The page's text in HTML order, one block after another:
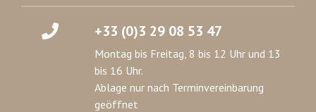
+33 (0)3 29 08 53 47
Montag bis Freitag, 8 bis 12 Uhr und 13
bis 16 Uhr.
Ablage nur nach Terminvereinbarung
geöffnet